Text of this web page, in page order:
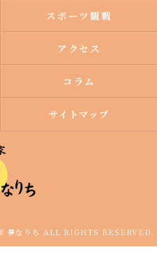
スポーツ観戦
アクセス
コラム
サイトマップ
夢なりち ALL RIGHTS RESERVED.